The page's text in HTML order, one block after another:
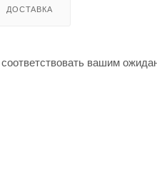
ДОСТАВКА
вашим